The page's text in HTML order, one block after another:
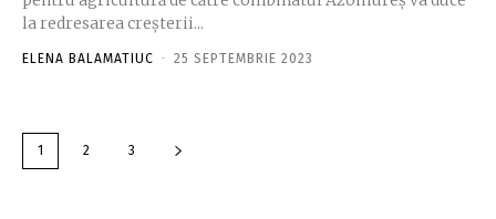
la redresarea creşterii...
ELENA BALAMATIUC - 25 SEPTEMBRIE 2023
1 2 3